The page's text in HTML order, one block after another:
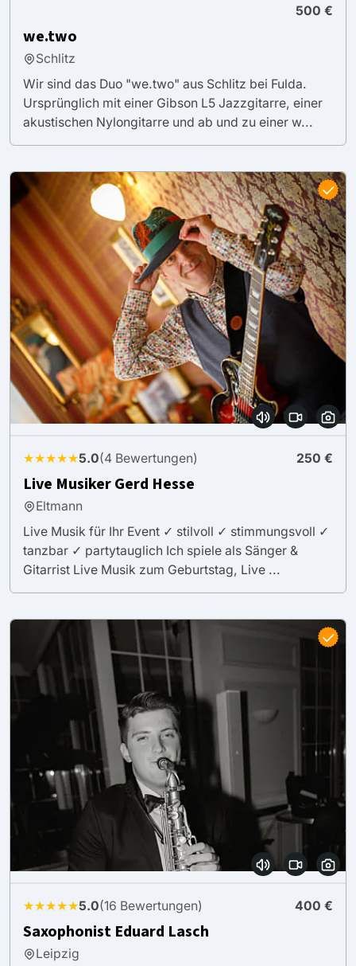
500 €
we.two
Schlitz
Wir sind das Duo "we.two" aus Schlitz bei Fulda.
Ursprünglich mit einer Gibson L5 Jazzgitarre, einer
akustischen Nylongitarre und ab und zu einer w...
★★★★★5.0(4 Bewertungen) 250 €
Live Musiker Gerd Hesse
Eltmann
Live Musik für Ihr Event ✓ stilvoll ✓ stimmungsvoll ✓
tanzbar ✓ partytauglich Ich spiele als Sänger &
Gitarrist Live Musik zum Geburtstag, Live ...
★★★★★5.0(16 Bewertungen) 400 €
Saxophonist Eduard Lasch
Leipzig